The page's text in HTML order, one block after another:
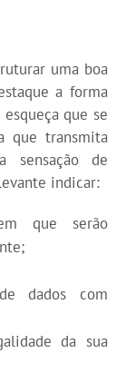
uma boa
a forma
que se
que transmita
sensação de
indicar:
que serão
dados com
da sua